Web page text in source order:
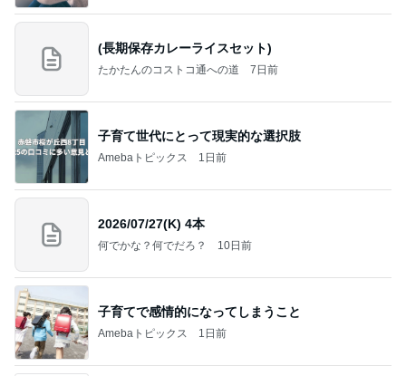
(長期保存カレーライスセット)
たかたんのコストコ通への道 7日前
子育て世代にとって現実的な選択肢
Amebaトピックス 1日前
2026/07/27(K) 4本
何でかな？何でだろ？ 10日前
子育てで感情的になってしまうこと
Amebaトピックス 1日前